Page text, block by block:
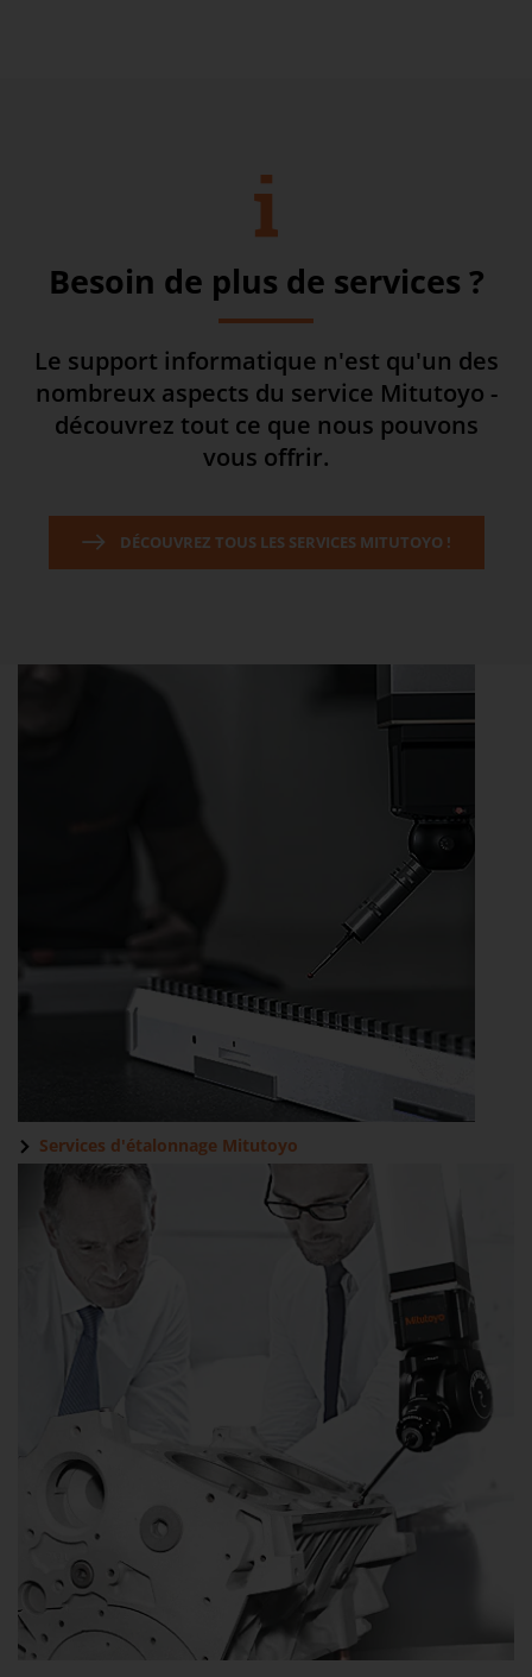
Besoin de plus de services ?
Le support informatique n'est qu'un des
nombreux aspects du service Mitutoyo -
découvrez tout ce que nous pouvons
vous offrir.
DÉCOUVREZ TOUS LES SERVICES MITUTOYO !
Services d'étalonnage Mitutoyo